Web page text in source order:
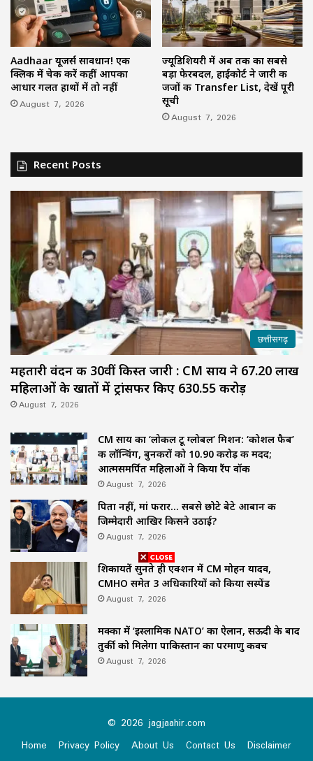
Aadhaar यूजर्स सावधान! एक
क्लिक में चेक करें कहीं आपका
आधार गलत हाथों में तो नहीं
August 7, 2026
ज्यूडिशियरी में अब तक का सबसे
बड़ा फेरबदल, हाईकोर्ट ने जारी की
जजों की Transfer List, देखें पूरी
सूची
August 7, 2026
Recent Posts
छत्तीसगढ़
महतारी वंदन की 30वीं किस्त जारी : CM साय ने 67.20 लाख
महिलाओं के खातों में ट्रांसफर किए ₹630.55 करोड़
August 7, 2026
CM साय का ‘लोकल टू ग्लोबल’ मिशन: ‘कोशल फैब’
की लॉन्चिंग, बुनकरों को 10.90 करोड़ की मदद;
आत्मसमर्पित महिलाओं ने किया रैंप वॉक
August 7, 2026
पिता नहीं, मां फरार… सबसे छोटे बेटे आबान की
जिम्मेदारी आखिर किसने उठाई?
August 7, 2026
शिकायतें सुनते ही एक्शन में CM मोहन यादव,
CMHO समेत 3 अधिकारियों को किया सस्पेंड
August 7, 2026
मक्का में ‘इस्लामिक NATO’ का ऐलान, सऊदी के बाद
तुर्की को मिलेगा पाकिस्तान का परमाणु कवच
August 7, 2026
© 2026 jagjaahir.com
Home
Privacy Policy About Us Contact Us
Disclaimer